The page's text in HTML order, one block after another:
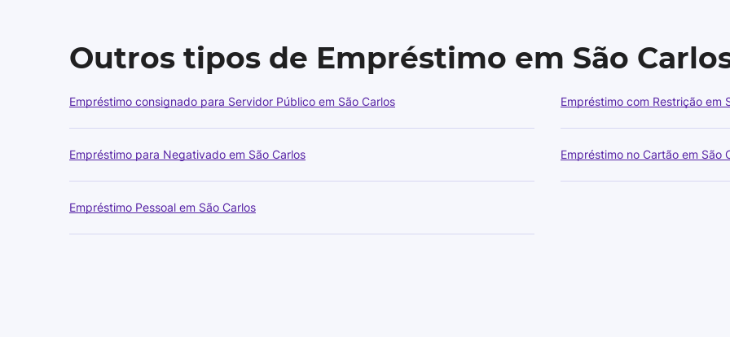
Outros tipos de Empréstimo em São
Empréstimo consignado para Servidor Público em São Carlos Empréstimo com Restrição em
Empréstimo para Negativado em São Carlos Empréstimo no Cartão em São
Empréstimo Pessoal em São Carlos